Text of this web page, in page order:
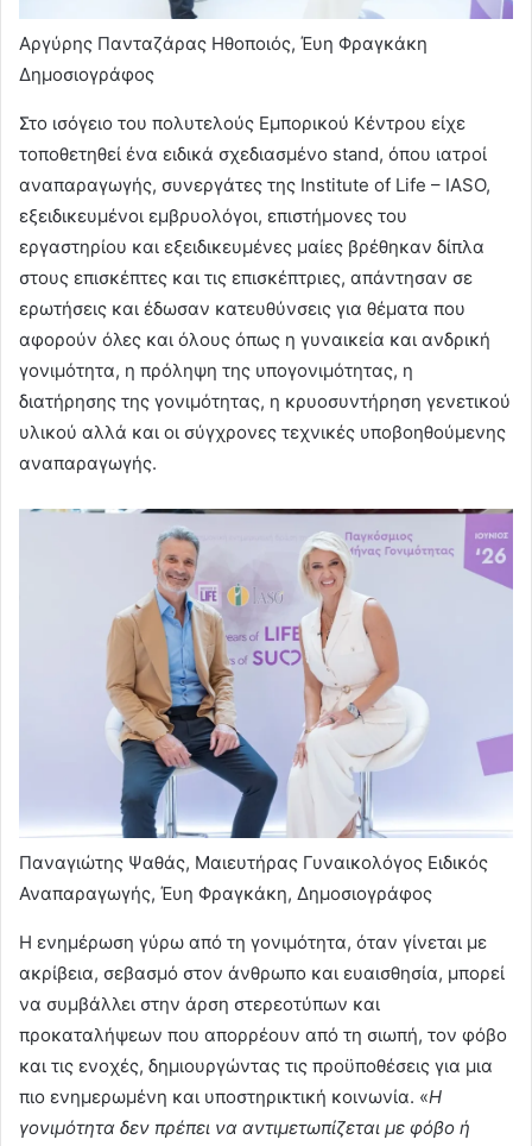
Αργύρης Πανταζάρας Ηθοποιός, Έυη Φραγκάκη
Δημοσιογράφος
Στο ισόγειο του πολυτελούς Εμπορικού Κέντρου είχε
τοποθετηθεί ένα ειδικά σχεδιασμένο stand, όπου ιατροί
αναπαραγωγής, συνεργάτες της Institute of Life – IASO,
εξειδικευμένοι εμβρυολόγοι, επιστήμονες του
εργαστηρίου και εξειδικευμένες μαίες βρέθηκαν δίπλα
στους επισκέπτες και τις επισκέπτριες, απάντησαν σε
ερωτήσεις και έδωσαν κατευθύνσεις για θέματα που
αφορούν όλες και όλους όπως η γυναικεία και ανδρική
γονιμότητα, η πρόληψη της υπογονιμότητας, η
διατήρησης της γονιμότητας, η κρυοσυντήρηση γενετικού
υλικού αλλά και οι σύγχρονες τεχνικές υποβοηθούμενης
αναπαραγωγής.
Παναγιώτης Ψαθάς, Μαιευτήρας Γυναικολόγος Ειδικός
Αναπαραγωγής, Έυη Φραγκάκη, Δημοσιογράφος
Η ενημέρωση γύρω από τη γονιμότητα, όταν γίνεται με
ακρίβεια, σεβασμό στον άνθρωπο και ευαισθησία, μπορεί
να συμβάλλει στην άρση στερεοτύπων και
προκαταλήψεων που απορρέουν από τη σιωπή, τον φόβο
και τις ενοχές, δημιουργώντας τις προϋποθέσεις για μια
πιο ενημερωμένη και υποστηρικτική κοινωνία. «Η
γονιμότητα δεν πρέπει να αντιμετωπίζεται με φόβο ή